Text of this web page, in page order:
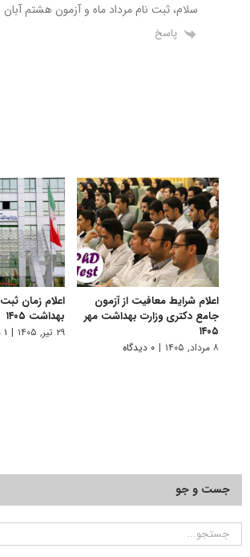
سلام، ثبت نام مرداد ماه و آزمون هشتم
پاسخ
اعلام شرایط معافیت از آزمون
جامع دکتری وزارت بهداشت مهر
۱۴۰۵
۸ مرداد, ۱۴۰۵ | ۰ دیدگاه
اعلام زمان
بهداشت ۱۴۰۵
۲۹ تیر, ۱۴۰۵ | ۱ دیدگاه
جست و جو
جستجو